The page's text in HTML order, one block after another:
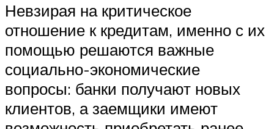
Невзирая на критическое
отношение к кредитам, именно с их
помощью решаются важные
социально-экономические
вопросы: банки получают новых
клиентов, а заемщики имеют